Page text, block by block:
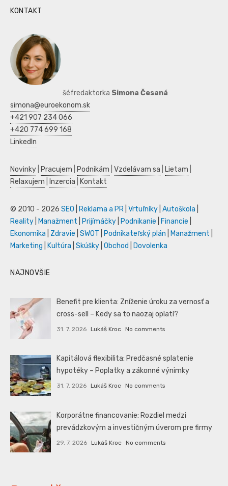
KONTAKT
šéfredaktorka Simona Česaná
simona@euroekonom.sk
+421 907 234 066
+420 774 699 168
LinkedIn
Novinky Pracujem Podnikám Vzdelávam sa Lietam
Relaxujem
Inzercia Kontakt
© 2010 - 2026 SEO Reklama a PR Vrtuľníky Autoškola
Reality
Manažment Prijímáčky Podnikanie Financie
Ekonomika
Zdravie SWOT Podnikateľský plán Manažment
Marketing
Kultúra Skúšky Obchod Dovolenka
NAJNOVŠIE
Benefit pre klienta: Zníženie úroku za vernosť a
cross-sell – Kedy sa to naozaj oplatí?
31. 7. 2026 Lukáš Kroc No comments
Kapitálová flexibilita: Predčasné splatenie
hypotéky – Poplatky a zákonné výnimky
31. 7. 2026 Lukáš Kroc No comments
Korporátne financovanie: Rozdiel medzi
prevádzkovým a investičným úverom pre firmy
29. 7. 2026 Lukáš Kroc No comments